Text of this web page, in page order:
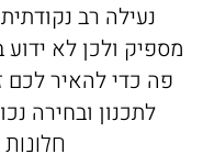
נעילה רב
מספיק ולכן לא
פה כדי להאיר לכם
לתכנון ובחירה